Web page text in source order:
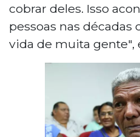
cobrar deles. Isso
pessoas nas décadas
vida de muita gente",